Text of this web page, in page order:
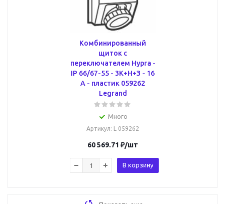
Комбинированный
щиток с
переключателем Hypra -
IP 66/67-55 - 3К+Н+З - 16
А - пластик 059262
Legrand
Много
Артикул: L 059262
60 569.71 ₽/шт
В корзину